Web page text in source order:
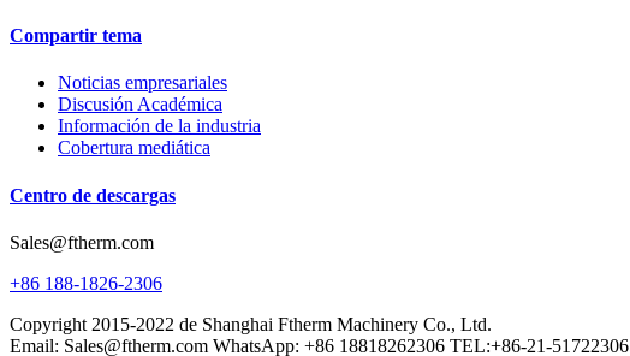
Compartir tema
Noticias empresariales
Discusión Académica
Información de la industria
Cobertura mediática
Centro de descargas
Sales@ftherm.com
+86 188-1826-2306
Copyright 2015-2022 de Shanghai Ftherm Machinery Co., Ltd.
Email: Sales@ftherm.com WhatsApp: +86 18818262306 TEL:+86-21-51722306